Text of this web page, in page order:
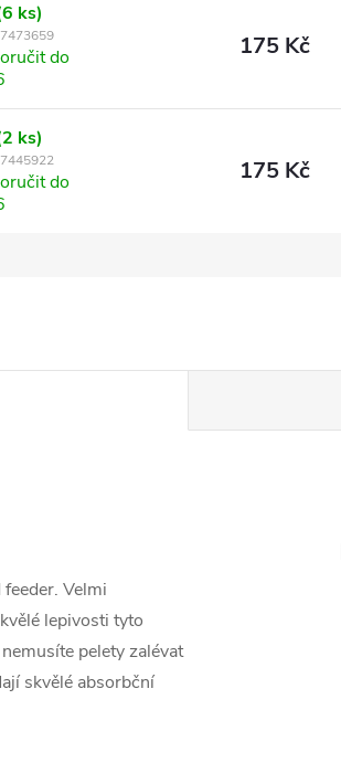
ks)
do
175 Kč
ks)
do
175 Kč
Velmi
lepivosti tyto
pelety zalévat
skvělé absorbční